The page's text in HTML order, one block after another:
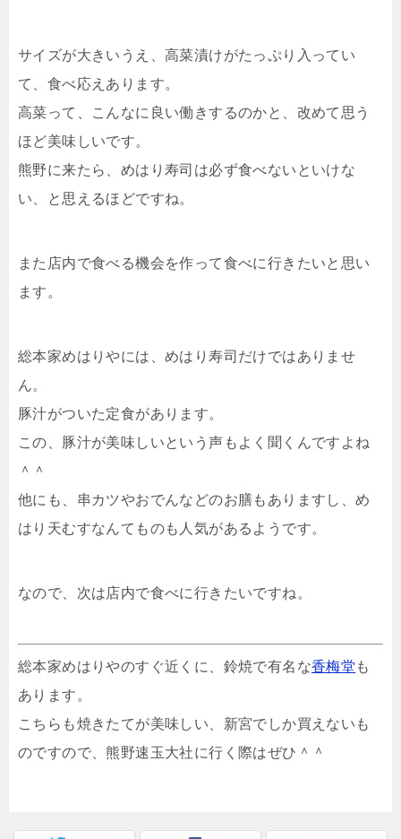
サイズが大きいうえ、高菜漬けがたっぷり入ってい
て、食べ応えあります。
高菜って、こんなに良い働きするのかと、改めて思う
ほど美味しいです。
熊野に来たら、めはり寿司は必ず食べないといけな
い、と思えるほどですね。
また店内で食べる機会を作って食べに行きたいと思い
ます。
総本家めはりやには、めはり寿司だけではありませ
ん。
豚汁がついた定食があります。
この、豚汁が美味しいという声もよく聞くんですよね
＾＾
他にも、串カツやおでんなどのお膳もありますし、め
はり天むすなんてものも人気があるようです。
なので、次は店内で食べに行きたいですね。
総本家めはりやのすぐ近くに、鈴焼で有名な香梅堂 も
あります。
こちらも焼きたてが美味しい、新宮でしか買えないも
のですので、熊野速玉大社に行く際はぜひ＾＾